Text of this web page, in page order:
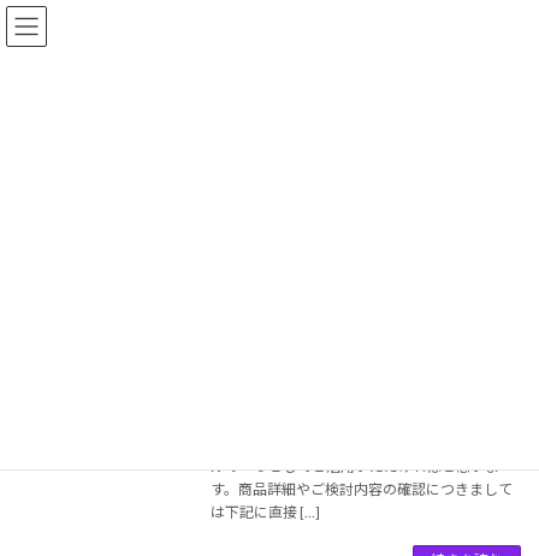
コ
ン
ナ
ビ
ルの一つとしてご活用いただければと思いま
す。商品詳細やご検討内容の確認につきまして
は下記に直接 […]